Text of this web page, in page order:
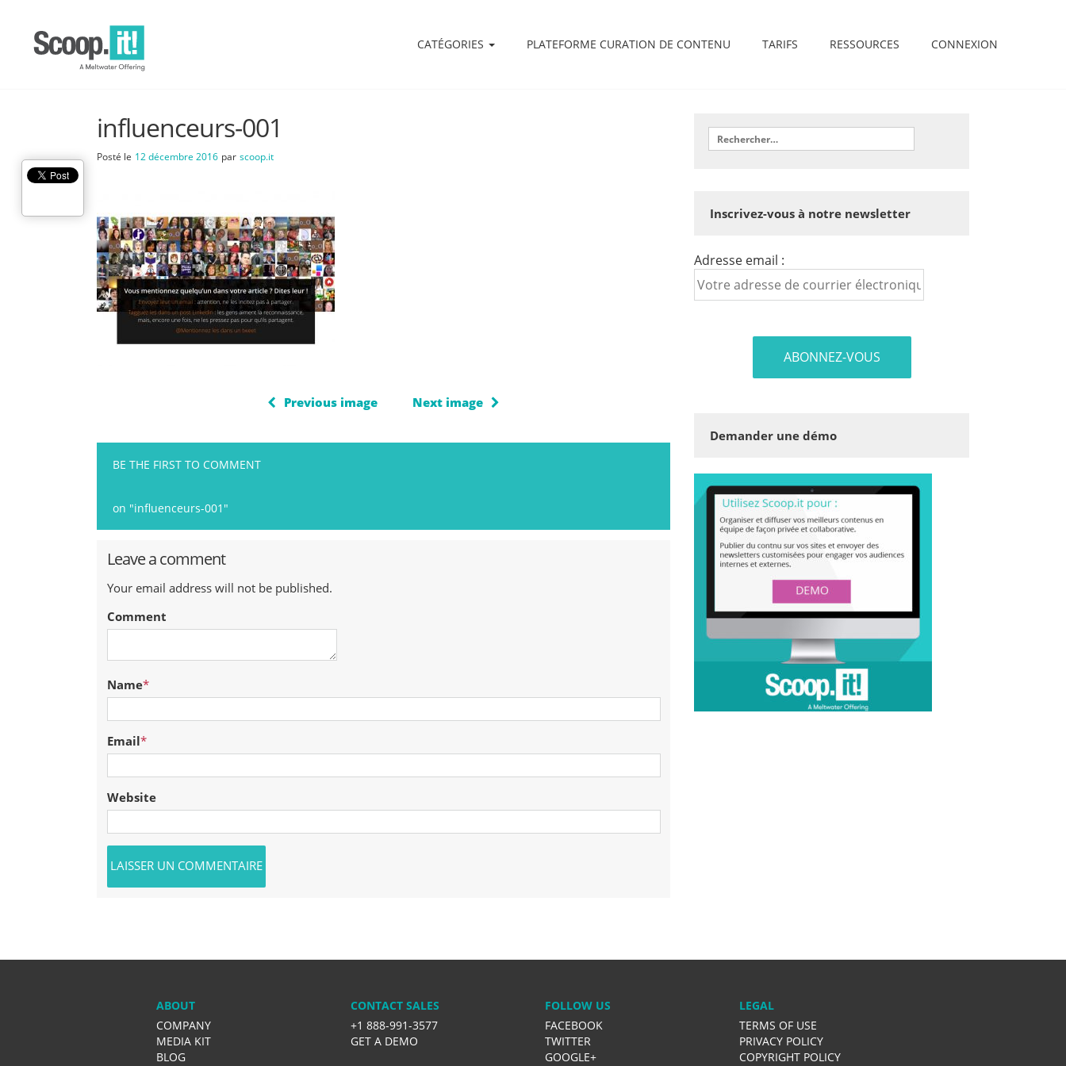
CATÉGORIES PLATEFORME CURATION DE CONTENU TARIFS RESSOURCES CONNEXION
influenceurs-001
Posté le 12 décembre 2016 par scoop.it
Previous image Next image
BE THE FIRST TO COMMENT
on "influenceurs-001"
Leave a comment
Your email address will not be published.
Comment
Name*
Email*
Website
Inscrivez-vous à notre newsletter
Adresse email :
Demander une démo
ABOUT
COMPANY
MEDIA KIT
BLOG
CONTACT SALES
+1 888-991-3577
GET A DEMO
FOLLOW US
FACEBOOK
TWITTER
GOOGLE+
LEGAL
TERMS OF USE
PRIVACY POLICY
COPYRIGHT POLICY